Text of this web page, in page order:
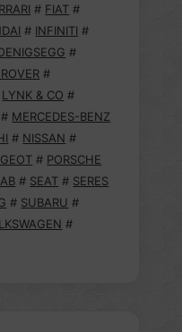
# FIAT #
# INFINITI #
#
#
LYNK & CO #
# MERCEDES-BENZ
# NISSAN #
# PORSCHE
# SEAT # SERES
# SUBARU #
#